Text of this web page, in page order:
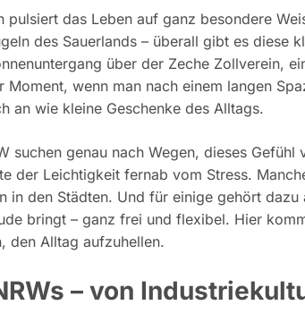
pulsiert das Leben auf ganz besondere
des Sauerlands – überall gibt es diese
über der Zeche Zollverein,
wenn man nach einem langen
an wie kleine Geschenke des Alltags.
suchen genau nach Wegen, dieses
der Leichtigkeit fernab vom Stress.
in den Städten. Und für einige gehört
bringt – ganz frei und flexibel. Hier
den Alltag aufzuhellen.
– von